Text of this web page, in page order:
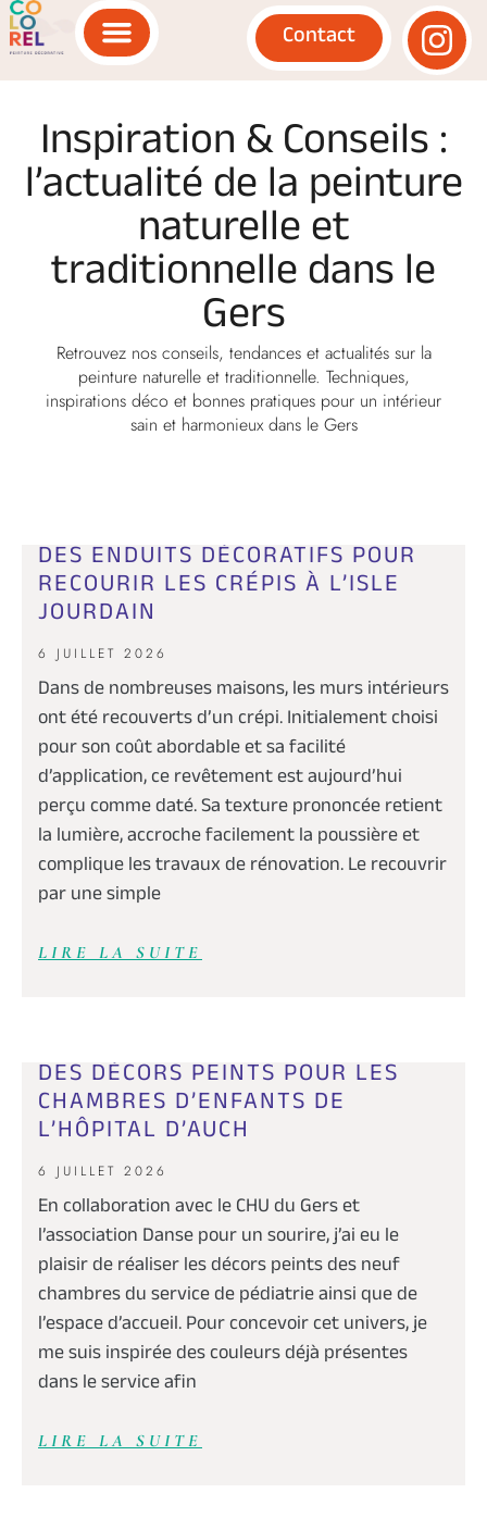
Contact
Inspiration & Conseils :
l’actualité de la peinture
naturelle et
traditionnelle dans le
Gers
Retrouvez nos conseils, tendances et actualités sur la
peinture naturelle et traditionnelle. Techniques,
inspirations déco et bonnes pratiques pour un intérieur
sain et harmonieux dans le Gers
DES ENDUITS DÉCORATIFS POUR
RECOURIR LES CRÉPIS À L’ISLE
JOURDAIN
6 JUILLET 2026
Dans de nombreuses maisons, les murs intérieurs
ont été recouverts d’un crépi. Initialement choisi
pour son coût abordable et sa facilité
d’application, ce revêtement est aujourd’hui
perçu comme daté. Sa texture prononcée retient
la lumière, accroche facilement la poussière et
complique les travaux de rénovation. Le recouvrir
par une simple
LIRE LA SUITE
DES DÉCORS PEINTS POUR LES
CHAMBRES D’ENFANTS DE
L’HÔPITAL D’AUCH
6 JUILLET 2026
En collaboration avec le CHU du Gers et
l’association Danse pour un sourire, j’ai eu le
plaisir de réaliser les décors peints des neuf
chambres du service de pédiatrie ainsi que de
l’espace d’accueil. Pour concevoir cet univers, je
me suis inspirée des couleurs déjà présentes
dans le service afin
LIRE LA SUITE